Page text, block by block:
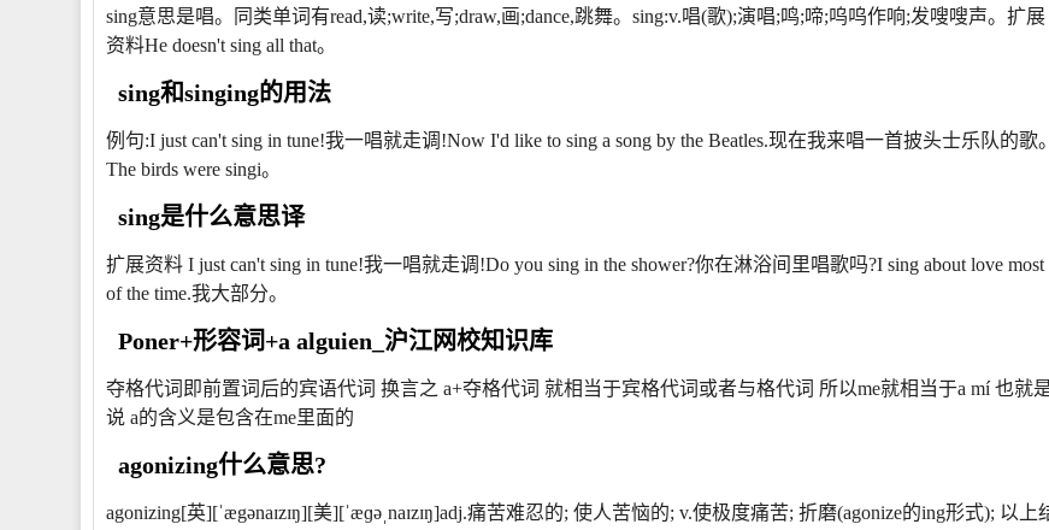
sing意思是唱。同类单词有read,读;write,写;draw,画;dance,跳舞。sing:v.唱(歌);演唱;鸣;啼;呜呜作响;发嗖嗖声。扩展
资料He doesn't sing all that。
sing和singing的用法
例句:I just can't sing in tune!我一唱就走调!Now I'd like to sing a song by the Beatles.现在我来唱一首披头士乐队的歌。
The birds were singi。
sing是什么意思译
扩展资料 I just can't sing in tune!我一唱就走调!Do you sing in the shower?你在淋浴间里唱歌吗?I sing about love most
of the time.我大部分。
Poner+形容词+a alguien_沪江网校知识库
夺格代词即前置词后的宾语代词 换言之 a+夺格代词 就相当于宾格代词或者与格代词 所以me就相当于a mí 也就
说 a的含义是包含在me里面的
agonizing什么意思?
agonizing[英][ˈægənaɪzɪŋ][美][ˈæɡəˌnaɪzɪŋ]adj.痛苦难忍的; 使人苦恼的; v.使极度痛苦; 折磨(agonize的ing形式); 以上